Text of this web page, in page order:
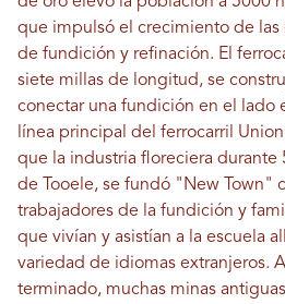
que impulsó el crecimiento de las
de fundición y refinación. El
siete millas de longitud, se
conectar una fundición en el lado
línea principal del ferrocarril
que la industria floreciera durante
de Tooele, se fundó "New Town"
trabajadores de la fundición y
que vivían y asistían a la escuela
variedad de idiomas extranjeros.
terminado, muchas minas